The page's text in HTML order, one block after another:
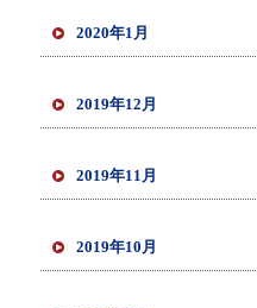
2020年1月
2019年12月
2019年11月
2019年10月